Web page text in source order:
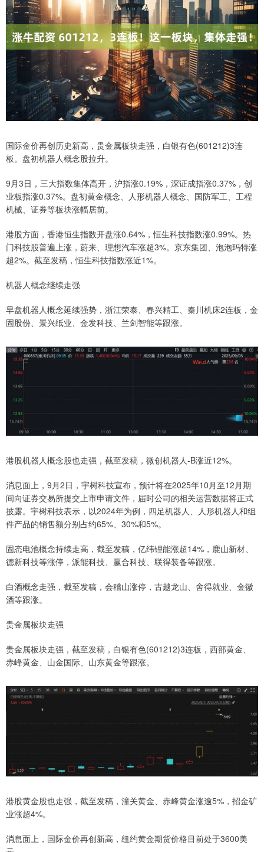
国际金价再创历史新高，贵金属板块走强，白银有色(601212)3连
板。盘初机器人概念股拉升。
9月3日，三大指数集体高开，沪指涨0.19%，深证成指涨0.37%，创
业板指涨0.37%。盘初黄金概念、人形机器人概念、国防军工、工程
机械、证券等板块涨幅居前。
港股方面，香港恒生指数开盘涨0.64%，恒生科技指数涨0.99%。热
门科技股普遍上涨，蔚来、理想汽车涨超3%。京东集团、泡泡玛特涨
超2%。截至发稿，恒生科技指数涨近1%。
机器人概念继续走强
早盘机器人概念延续强势，浙江荣泰、春兴精工、秦川机床2连板，金
固股份、景兴纸业、金发科技、兰剑智能等跟涨。
港股机器人概念股也走强，截至发稿，微创机器人-B涨近12%。
消息面上，9月2日，宇树科技宣布，预计将在2025年10月至12月期
间向证券交易所提交上市申请文件，届时公司的相关运营数据将正式
披露。宇树科技表示，以2024年为例，四足机器人、人形机器人和组
件产品的销售额分别占约65%、30%和5%。
固态电池概念持续走高，截至发稿，亿纬锂能涨超14%，鹿山新材、
德新科技等涨停，派能科技、赢合科技、联得装备等跟涨。
白酒概念走强，截至发稿，会稽山涨停，古越龙山、舍得就业、金徽
酒等跟涨。
贵金属板块走强
贵金属板块走强，截至发稿，白银有色(601212)3连板，西部黄金、
赤峰黄金、山金国际、山东黄金等跟涨。
港股黄金股也走强，截至发稿，潼关黄金、赤峰黄金涨逾5%，招金矿
业涨超4%。
消息面上，国际金价再创新高，纽约黄金期货价格目前处于3600美